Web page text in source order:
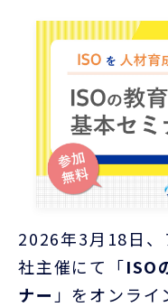
2026年3月 18日
社主催にて「ISO
ナー 」をオンライ